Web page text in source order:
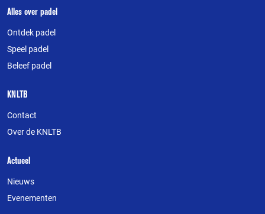
Over
deze
website
Alles over padel
Ontdek padel
Speel padel
Beleef padel
KNLTB
Contact
Over de KNLTB
Actueel
Nieuws
Evenementen